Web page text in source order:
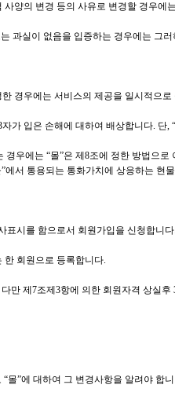
양의 변경 등의 사유로 변경할 경우에
과실이 없음을 입증하는 경우에는 그
경우에는 서비스의 제공을 일시적으로
입은 손해에 대하여 배상합니다. 단
우에는 “몰”은 제8조에 정한 방법으
서 통용되는 통화가치에 상응하는 현
표시를 함으로서 회원가입을 신청합니다.
한 회원으로 등록합니다.
제7조제3항에 의한 회원자격 상실
몰”에 대하여 그 변경사항을 알려야 합